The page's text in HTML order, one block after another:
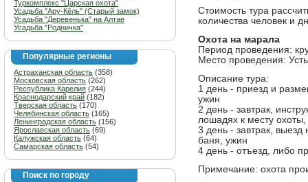
Туркомплекс "Царская охота"
Усадьба "Ару-Кёль" (Старый замок)
Усадьба "Деревенька" на Алтае
Усадьба "Родничка"
Популярные регионы
Астраханская область (358)
Московская область (262)
Республика Карелия (244)
Краснодарский край (182)
Тверская область (170)
Челябинская область (165)
Ленинградская область (156)
Ярославская область (69)
Калужская область (64)
Самарская область (54)
Поиск по городу
Стоимость тура
количества человек и
Охота на марала
Период проведения:
Место проведения:
Описание тура:
1 день - приезд и
ужин
2 день - завтрак,
лошадях к месту
3 день - завтрак,
баня, ужин
4 день - отъезд, либо
Примечание: охота